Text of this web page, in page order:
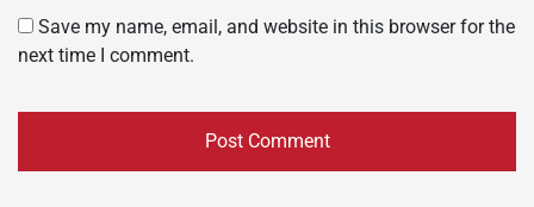
Save my name, email, and website in this browser for the
next time I comment.